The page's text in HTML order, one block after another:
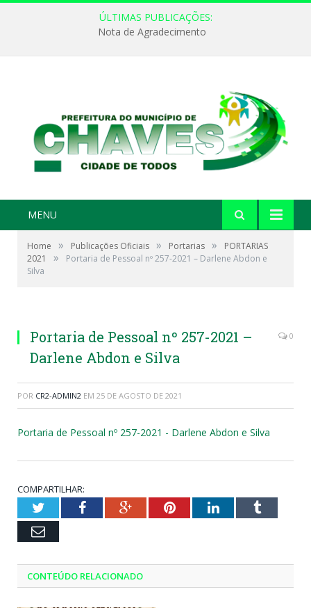
ÚLTIMAS PUBLICAÇÕES:
Nota de Agradecimento
MENU
Home » Publicações Oficiais » Portarias »
PORTARIAS
2021
»
Portaria de Pessoal nº 257-2021 – Darlene Abdon e
Silva
Portaria de Pessoal nº 257-2021 –
Darlene Abdon e Silva
0
POR CR2-ADMIN2 EM 25 DE AGOSTO DE 2021
Portaria de Pessoal nº 257-2021 - Darlene Abdon e Silva
COMPARTILHAR:
TwitterFacebookGoogle+PinterestLinkedInTumblr
Email
CONTEÚDO RELACIONADO